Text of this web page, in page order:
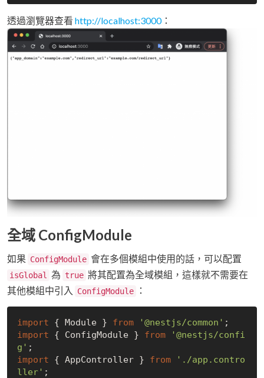
透過瀏覽器查看 http://localhost:3000：
全域 ConfigModule
如果 ConfigModule 會在多個模組中使用的話，可以配置
isGlobal 為 true 將其配置為全域模組，這樣就不需要在
其他模組中引入
ConfigModule ：
import { Module } from '@nestjs/common'
import { ConfigModule } from
'@nestjs/confi
g'
import { AppController } from
'./app.contro
ller'